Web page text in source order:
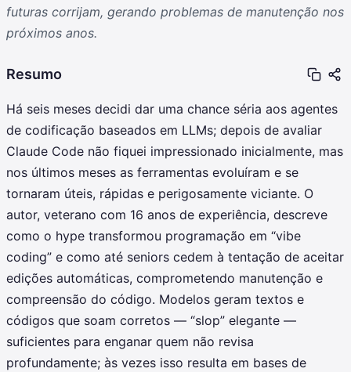
futuras corrijam, gerando problemas de manutenção nos
próximos anos.
Resumo
Há seis meses decidi dar uma chance séria aos agentes
de codificação baseados em LLMs; depois de avaliar
Claude Code não fiquei impressionado inicialmente, mas
nos últimos meses as ferramentas evoluíram e se
tornaram úteis, rápidas e perigosamente viciante. O
autor, veterano com 16 anos de experiência, descreve
como o hype transformou programação em “vibe
coding” e como até seniors cedem à tentação de aceitar
edições automáticas, comprometendo manutenção e
compreensão do código. Modelos geram textos e
códigos que soam corretos — “slop” elegante —
suficientes para enganar quem não revisa
profundamente; às vezes isso resulta em bases de